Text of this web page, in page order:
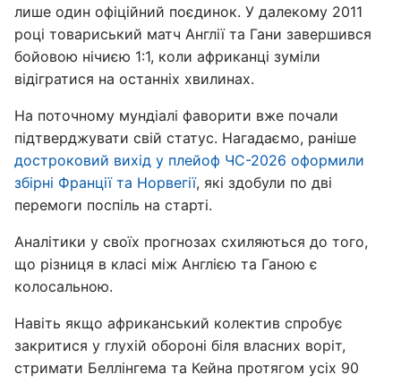
лише один офіційний поєдинок. У далекому 2011
році товариський матч Англії та Гани завершився
бойовою нічиєю 1:1, коли африканці зуміли
відігратися на останніх хвилинах.
На поточному мундіалі фаворити вже почали
підтверджувати свій статус. Нагадаємо, раніше
достроковий вихід у плейоф ЧС-2026 оформили
збірні Франції та Норвегії, які здобули по дві
перемоги поспіль на старті.
Аналітики у своїх прогнозах схиляються до того,
що різниця в класі між Англією та Ганою є
колосальною.
Навіть якщо африканський колектив спробує
закритися у глухій обороні біля власних воріт,
стримати Беллінгема та Кейна протягом усіх 90